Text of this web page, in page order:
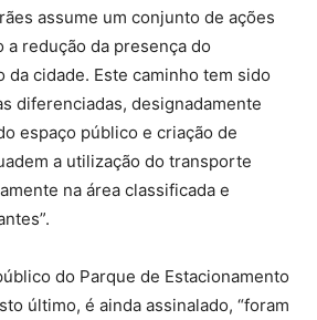
assume um conjunto de ações
a redução da presença do
da cidade. Este caminho tem sido
diferenciadas, designadamente
espaço público e criação de
a utilização do transporte
na área classificada e
do Parque de Estacionamento
último, é ainda assinalado, “foram